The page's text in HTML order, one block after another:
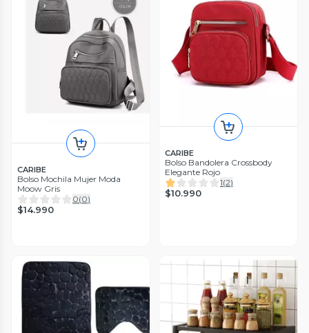
CARIBE
Bolso Mochila Mujer Moda
Moow Gris
0(0)
$14.990
CARIBE
Bolso Bandolera Crossbody
Elegante Rojo
1(2)
$10.990